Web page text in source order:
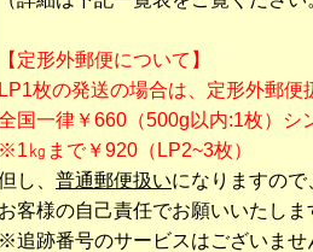
【定形外郵便について】
LP1枚の発送の場合は、定形外郵便
国一律￥660（500g以内:1枚）シ
※1㎏まで￥920（LP2~3枚）
し、 普通郵便扱いになりますの
お客様の自己責任でお願いいたしま
※追跡番号のサービスはございませ